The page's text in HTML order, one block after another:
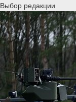
Выбор редакции